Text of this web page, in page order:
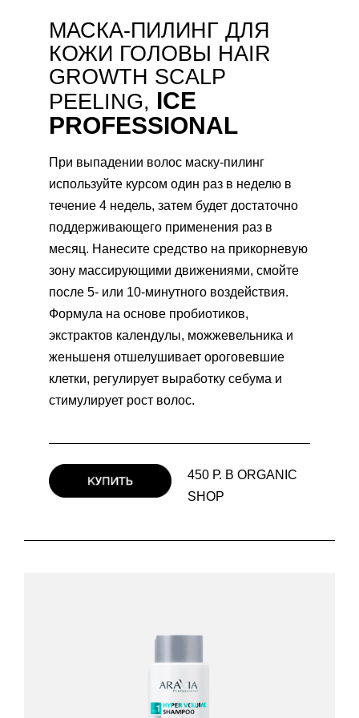
МАСКА-ПИЛИНГ ДЛЯ
КОЖИ ГОЛОВЫ HAIR
GROWTH SCALP
PEELING, ICE
PROFESSIONAL
При выпадении волос маску-пилинг
используйте курсом один раз в неделю в
течение 4 недель, затем будет достаточно
поддерживающего применения раз в
месяц. Нанесите средство на прикорневую
зону массирующими движениями, смойте
после 5- или 10-минутного воздействия.
Формула на основе пробиотиков,
экстрактов календулы, можжевельника и
женьшеня отшелушивает ороговевшие
клетки, регулирует выработку себума и
стимулирует рост волос.
450 Р. В ORGANIC
SHOP